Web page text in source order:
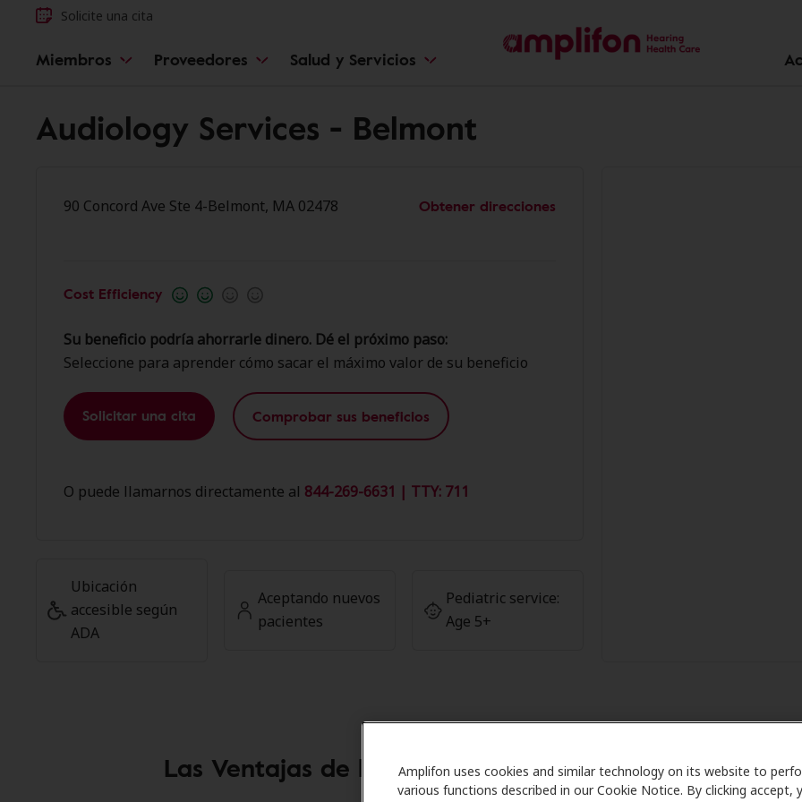
Amplifon uses cookies and similar technology on its website to
various functions described in our Cookie Notice. By clicking accept,
Solicite una cita
Miembros Proveedores Salud y Servicios
Audiology Services - Belmont
90 Concord Ave Ste 4-Belmont, MA 02478 Obtener direcciones
Cost Efficiency
Su beneficio podría ahorrarle dinero. Dé el próximo paso:
Seleccione para aprender cómo sacar el máximo valor de su beneficio
Solicitar una cita Comprobar sus beneficios
O puede llamarnos directamente al 844-269-6631 | TTY: 711
Ubicación
accesible según
ADA
Aceptando nuevos
pacientes
Pediatric service:
Age 5+
Las Ventajas de los Miembros de Amplifon en